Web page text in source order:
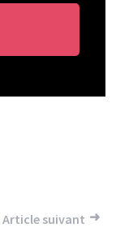
Article suivant